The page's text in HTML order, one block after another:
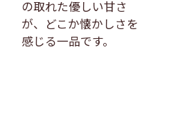
の取れた優しい甘さ
が、どこか懐かしさを
感じる一品です。